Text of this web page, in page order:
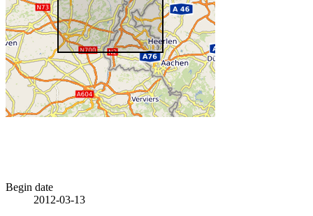
Begin date
2012-03-13